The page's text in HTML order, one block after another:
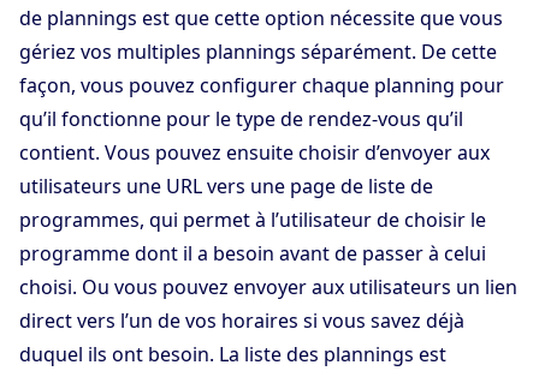
de plannings est que cette option nécessite que vous
gériez vos multiples plannings séparément. De cette
façon, vous pouvez configurer chaque planning pour
qu’il fonctionne pour le type de rendez-vous qu’il
contient. Vous pouvez ensuite choisir d’envoyer aux
utilisateurs une URL vers une page de liste de
programmes, qui permet à l’utilisateur de choisir le
programme dont il a besoin avant de passer à celui
choisi. Ou vous pouvez envoyer aux utilisateurs un lien
direct vers l’un de vos horaires si vous savez déjà
duquel ils ont besoin. La liste des plannings est